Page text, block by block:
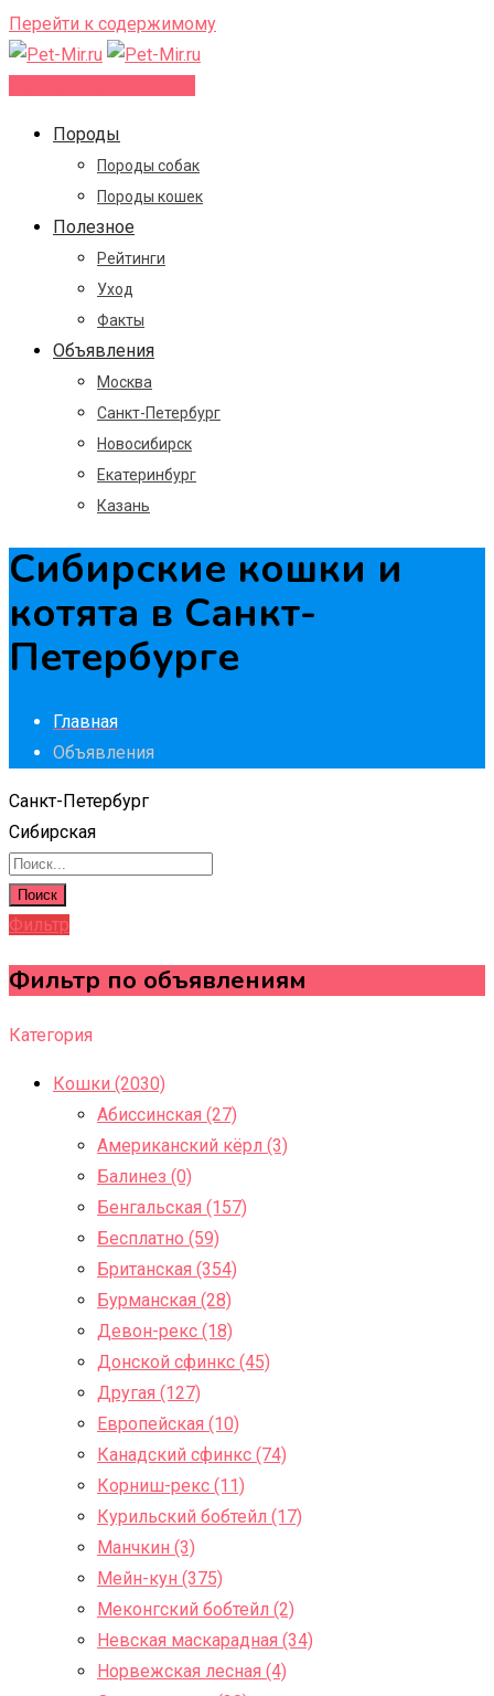
Перейти к содержимому
Породы
Породы собак
Породы кошек
Полезное
Рейтинги
Уход
Факты
Объявления
Москва
Санкт-Петербург
Новосибирск
Екатеринбург
Казань
Сибирские кошки и
котята в Санкт-
Петербурге
Главная
Объявления
Санкт-Петербург
Сибирская
Поиск
Фильтр
Фильтр по объявлениям
Категория
Кошки (2030)
Абиссинская (27)
Американский кёрл (3)
Балинез (0)
Бенгальская (157)
Бесплатно (59)
Британская (354)
Бурманская (28)
Девон-рекс (18)
Донской сфинкс (45)
Другая (127)
Европейская (10)
Канадский сфинкс (74)
Корниш-рекс (11)
Курильский бобтейл (17)
Манчкин (3)
Мейн-кун (375)
Меконгский бобтейл (2)
Невская маскарадная (34)
Норвежская лесная (4)